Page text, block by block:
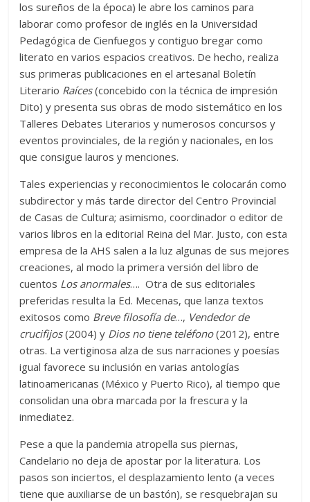
los sureños de la época) le abre los caminos para
laborar como profesor de inglés en la Universidad
Pedagógica de Cienfuegos y contiguo bregar como
literato en varios espacios creativos. De hecho, realiza
sus primeras publicaciones en el artesanal Boletín
Literario Raíces(concebido con la técnica de impresión
Dito) y presenta sus obras de modo sistemático en los
Talleres Debates Literarios y numerosos concursos y
eventos provinciales, de la región y nacionales, en los
que consigue lauros y menciones.
Tales experiencias y reconocimientos le colocarán como
subdirector y más tarde director del Centro Provincial
de Casas de Cultura; asimismo, coordinador o editor de
varios libros en la editorial Reina del Mar. Justo, con esta
empresa de la AHS salen a la luz algunas de sus mejores
creaciones, al modo la primera versión del libro de
cuentos Los anormales…. Otra de sus editoriales
preferidas resulta la Ed. Mecenas, que lanza textos
exitosos como Breve filosofía de…, Vendedor de
crucifijos(2004) y Dios no tiene teléfono(2012), entre
otras. La vertiginosa alza de sus narraciones y poesías
igual favorece su inclusión en varias antologías
latinoamericanas (México y Puerto Rico), al tiempo que
consolidan una obra marcada por la frescura y la
inmediatez.
Pese a que la pandemia atropella sus piernas,
Candelario no deja de apostar por la literatura. Los
pasos son inciertos, el desplazamiento lento (a veces
tiene que auxiliarse de un bastón), se resquebrajan su